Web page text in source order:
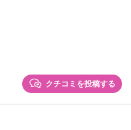
クチコミを投稿する